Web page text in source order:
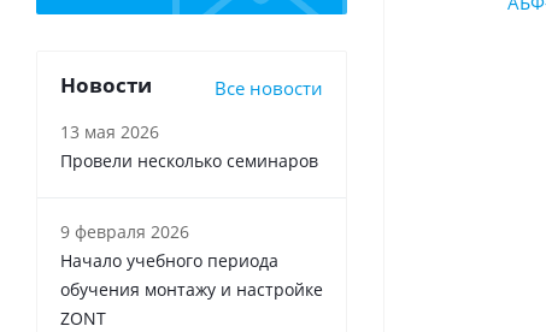
Новости Все новости
13 мая 2026
Провели несколько семинаров
9 февраля 2026
Начало учебного периода
обучения монтажу и настройке
ZONT